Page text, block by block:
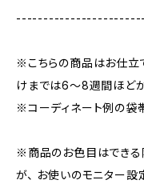
※こちらの商品はお仕立
けまでは6～8週間ほどか
※コーディネート例の袋
※商品のお色目はできる
が、 お使いのモニター